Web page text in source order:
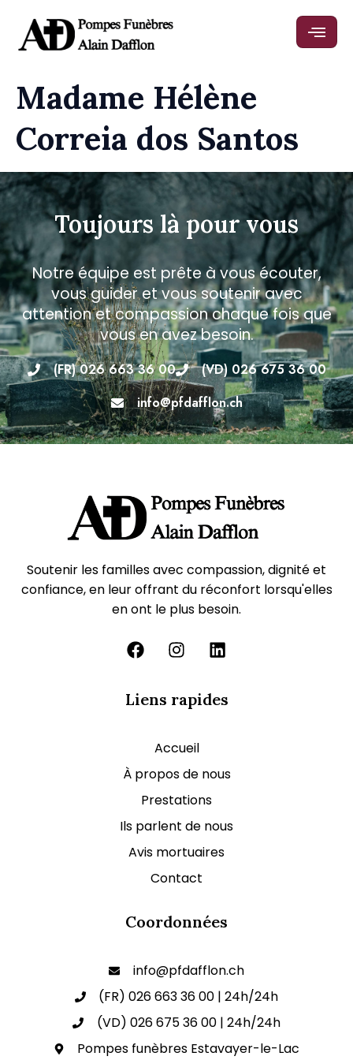
Madame Hélène
Correia dos Santos
Toujours là pour vous
Notre équipe est prête à vous écouter,
vous guider et vous soutenir avec
attention et compassion chaque fois que
vous en avez besoin.
(FR) 026 663 36 00
(VD) 026 675 36 00
info@pfdafflon.ch
Soutenir les familles avec compassion, dignité et
confiance, en leur offrant du réconfort lorsqu'elles
en ont le plus besoin.
Liens rapides
Accueil
À propos de nous
Prestations
Ils parlent de nous
Avis mortuaires
Contact
Coordonnées
info@pfdafflon.ch
(FR) 026 663 36 00 | 24h/24h
(VD) 026 675 36 00 | 24h/24h
Pompes funèbres Estavayer-le-Lac